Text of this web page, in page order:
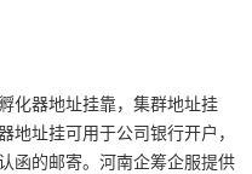
化器地址挂靠，集群地址挂
地址挂可用于公司银行开户，
函的邮寄。河南企筹企服提供